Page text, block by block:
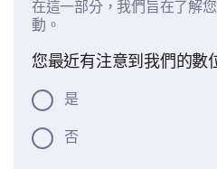
在這一部分，我們旨在了解
動。
您最近有注意到我們的數
是
否